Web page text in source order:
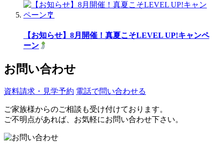
【お知らせ】8月開催！真夏こそLEVEL UP!キャンペ
ーン
お問い合わせ
資料請求・見学予約 電話で問い合わせる
ご家族様からのご相談も受け付けております。
ご不明点があれば、お気軽にお問い合わせ下さい。